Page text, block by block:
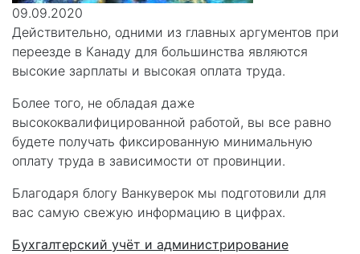
09.09.2020
Действительно, одними из главных аргументов при
переезде в Канаду для большинства являются
высокие зарплаты и высокая оплата труда.
Более того, не обладая даже
высококвалифицированной работой, вы все равно
будете получать фиксированную минимальную
оплату труда в зависимости от провинции.
Благодаря блогу Ванкуверок мы подготовили для
вас самую свежую информацию в цифрах.
Бухгалтерский учёт и администрирование